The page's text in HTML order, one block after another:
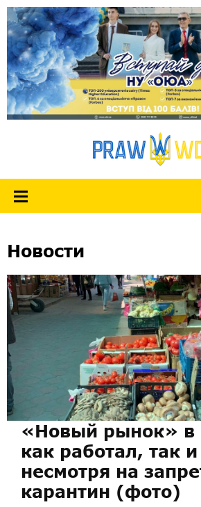
Новости
«Новый рынок» в
как работал, так
несмотря на
карантин (фото)